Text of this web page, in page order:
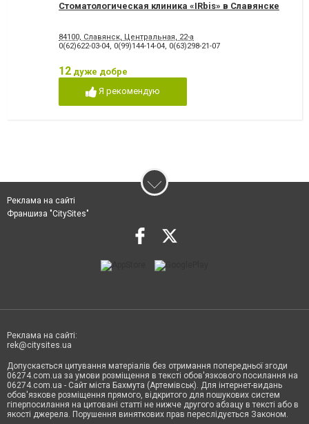
Стоматологическая клиника «IRbis» в Славянске
84100, Славянск, Центральная, 22-а
0(62)622-03-04, 0(99)144-14-04, 0(63)298-21-07
12 дуже добре
Я рекомендую
Реклама на сайті
Франшиза "CitySites"
Реклама на сайті:
rek@citysites.ua
Допускається цитування матеріалів без отримання попередньої згоди
06274.com.ua за умови розміщення в тексті обов'язкового посилання на
06274.com.ua - Сайт міста Бахмута (Артемівськ). Для інтернет-видань
обов'язкове розміщення прямого, відкритого для пошукових систем
гіперпосилання на цитовані статті не нижче другого абзацу в тексті або в
якості джерела. Порушення виняткових прав переслідується Законом.